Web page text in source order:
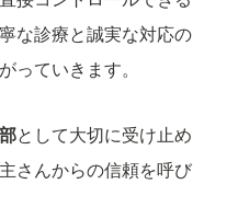
な診療と誠実な対応の
っていきます。
として大切に受け止め
さんからの信頼を呼び